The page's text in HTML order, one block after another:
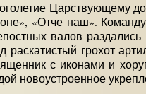
Царствующему
«Отче наш».
валов
раскатистый грохот
с иконами и
новоустроенное